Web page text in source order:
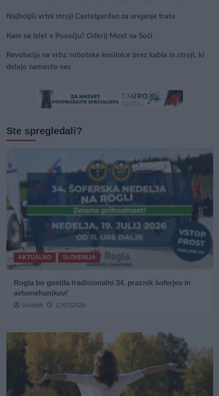
Najboljši vrtni stroji Castelgarden za urejanje trate
Kam na izlet v Posočju? Odkrij Most na Soči
Revolucija na vrtu: robotske kosilnice brez kabla in stroji, ki
delajo namesto vas
Ste spregledali?
AKTUALNO SLOVENIJA
Rogla bo gostila tradicionalni 34. praznik šoferjev in
avtomehanikov!
Urednik 12/07/2026